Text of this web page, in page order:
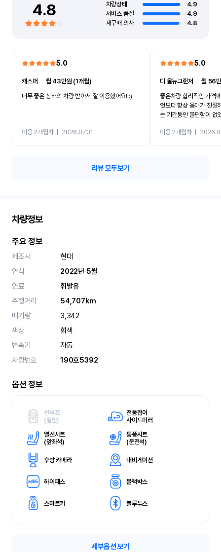
4.8 차량상태
4.9
서비스 품질
4.9
재구매 의사
4.8
5.0
캐스퍼
월 43만원 (1개월)
너무 좋은 상태의 차량 받아서 잘 이용했어요! :)
이용 2개월차ㅣ 2026.07.31
5.0
디 올뉴그랜저 ㅣ월 56
좋은차량 합리적인 가격
엇보다 항상 응대가 친절
는 기간동안 불편함이 없
카 렌트 고민없이 강추합
이용 2개월차ㅣ
리뷰 모두보기
차량정보
주요 정보
제조사
현대
연식
2022년 5월
연료
휘발유
주행거리
54,707km
배기량
3,342
색상
회색
변속기
자동
차량번호
190호5392
옵션 정보
썬루프
(일반)
전동접이
사이드미러
열선시트
(앞좌석)
통풍시트
(운전석)
후방 카메라 내비게이션
하이패스 블랙박스
스마트키 블루투스
세부옵션 보기